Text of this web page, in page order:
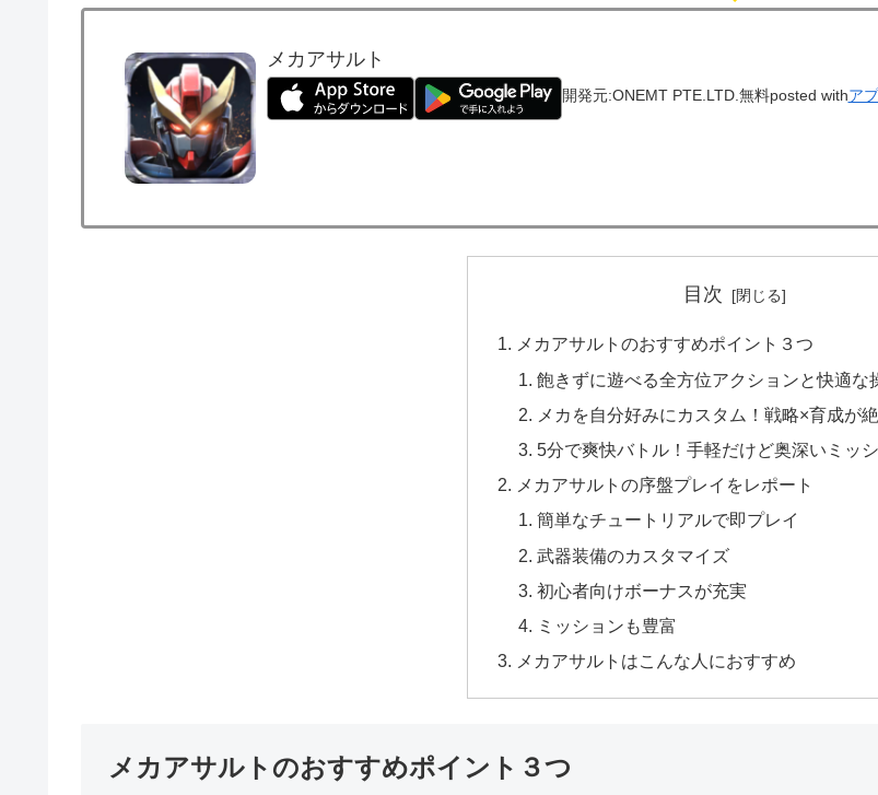
メカアサルト
開発元:ONEMT PTE.LTD. 無料posted withア
目次
メカアサルトのおすすめポイント３つ
飽きずに遊べる全方位アクションと快適な
メカを自分好みにカスタム！戦略×育成が
5分で爽快バトル！手軽だけど奥深いミッ
メカアサルトの序盤プレイをレポート
簡単なチュートリアルで即プレイ
武器装備のカスタマイズ
初心者向けボーナスが充実
ミッションも豊富
メカアサルトはこんな人におすすめ
メカアサルトのおすすめポイント３つ